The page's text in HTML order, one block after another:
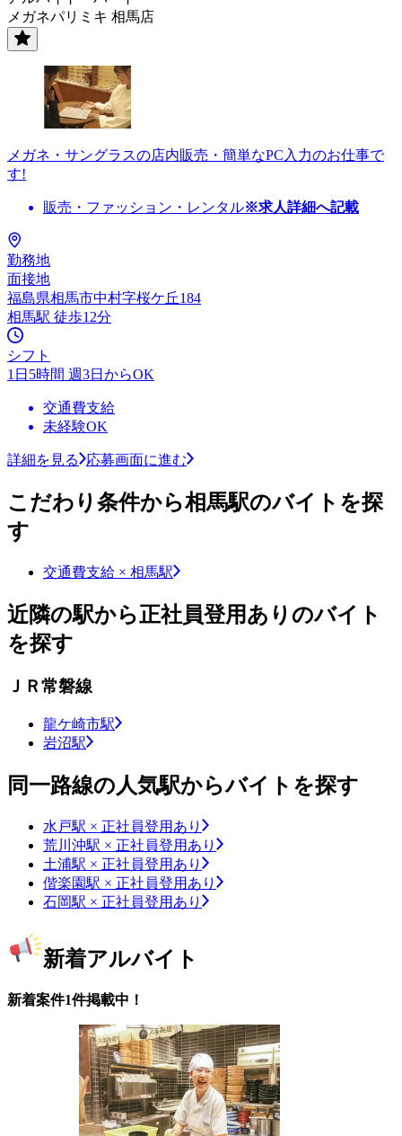
メガネパリミキ 相馬店
メガネ・サングラスの店内販売・簡単なPC入力のお仕事で
す!
販売・ファッション・レンタル※求人詳細へ記載
勤務地
面接地
福島県相馬市中村字桜ケ丘184
相馬駅 徒歩12分
シフト
1日5時間 週3日からOK
交通費支給
未経験OK
詳細を見る 応募画面に進む
こだわり条件から相馬駅のバイトを探
す
交通費支給 × 相馬駅
近隣の駅から正社員登用ありのバイト
を探す
ＪＲ常磐線
龍ケ崎市駅
岩沼駅
同一路線の人気駅からバイトを探す
水戸駅 × 正社員登用あり
荒川沖駅 × 正社員登用あり
土浦駅 × 正社員登用あり
偕楽園駅 × 正社員登用あり
石岡駅 × 正社員登用あり
新着アルバイト
新着案件1件掲載中！